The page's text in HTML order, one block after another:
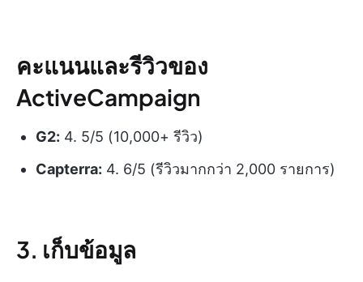
คะแนนและรีวิวของ
ActiveCampaign
G2: 4. 5/5 (10,000+ รีวิว)
Capterra: 4. 6/5 (รีวิวมากกว่า 2,000 รายการ)
3. เก็บข้อมูล